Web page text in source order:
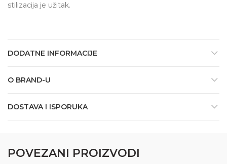
stilizacija je užitak.
DODATNE INFORMACIJE
O BRAND-U
DOSTAVA I ISPORUKA
POVEZANI PROIZVODI